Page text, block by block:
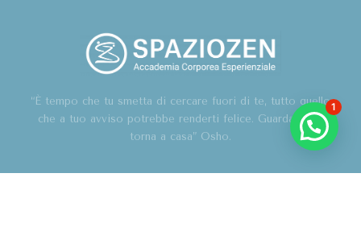
“È tempo che tu smetta di cercare fuori di te, tutto quello
che a tuo avviso potrebbe renderti felice. Guarda in te,
torna a casa” Osho.
1